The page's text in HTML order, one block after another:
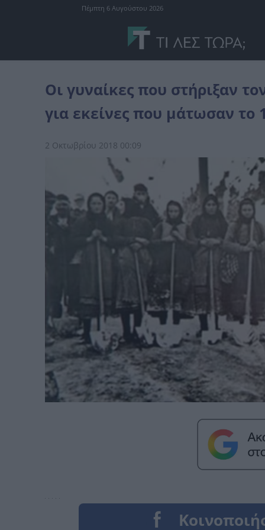
Πέμπτη 6 Αυγούστου 2026
Οι γυναίκες που στήριξαν
για εκείνες που μάτωσαν το
2 Οκτωβρίου 2018 00:09